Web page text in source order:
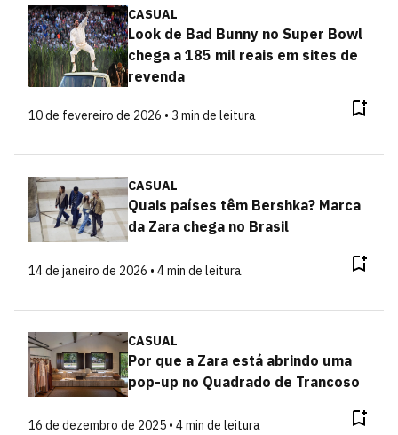
CASUAL
Look de Bad Bunny no Super Bowl
chega a 185 mil reais em sites de
revenda
10 de fevereiro de 2026 • 3 min de leitura
CASUAL
Quais países têm Bershka? Marca
da Zara chega no Brasil
14 de janeiro de 2026 • 4 min de leitura
CASUAL
Por que a Zara está abrindo uma
pop-up no Quadrado de Trancoso
16 de dezembro de 2025 • 4 min de leitura